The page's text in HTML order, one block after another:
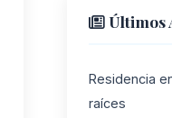
Últimos
Residencia
raíces